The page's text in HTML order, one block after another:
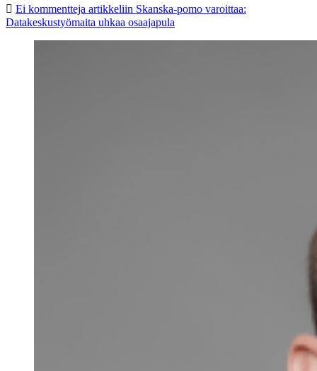
Ei kommentteja artikkeliin Skanska-pomo varoittaa:
Datakeskustyömaita uhkaa osaajapula